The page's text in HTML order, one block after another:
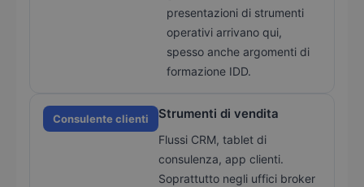
presentazioni di strumenti
operativi arrivano qui,
spesso anche argomenti di
formazione IDD.
Consulente clienti Strumenti di vendita
Flussi CRM, tablet di
consulenza, app clienti.
Soprattutto negli uffici broker